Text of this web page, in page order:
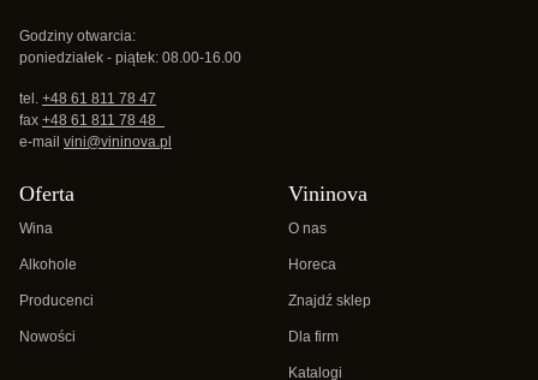
Godziny otwarcia:
poniedziałek - piątek: 08.00-16.00
tel. +48 61 811 78 47
fax +48 61 811 78 48
e-mail vini@vininova.pl
Oferta
Wina
Alkohole
Producenci
Nowości
Vininova
O nas
Horeca
Znajdź sklep
Dla firm
Katalogi